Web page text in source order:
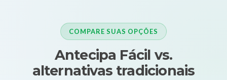
COMPARE SUAS OPÇÕES
Antecipa Fácil vs.
alternativas tradicionais